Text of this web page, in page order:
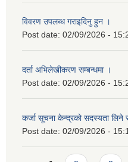
विवरण उपलब्ध गराइदिनु हुन ।
Post date: 02/09/2026 -
दर्ता अभिलेखीकरण सम्बन्धमा ।
Post date: 02/09/2026 -
कर्जा सूचना केन्द्रको सदस्यता लिने
Post date: 02/09/2026 -